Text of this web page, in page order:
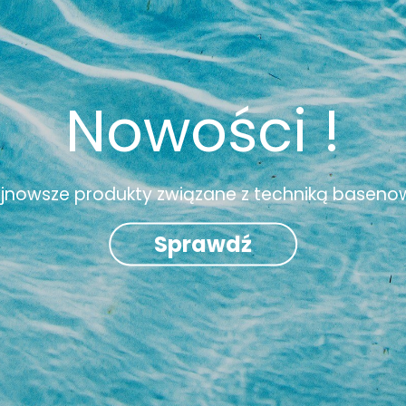
Nowości !
produkty związane z techniką
Sprawdź